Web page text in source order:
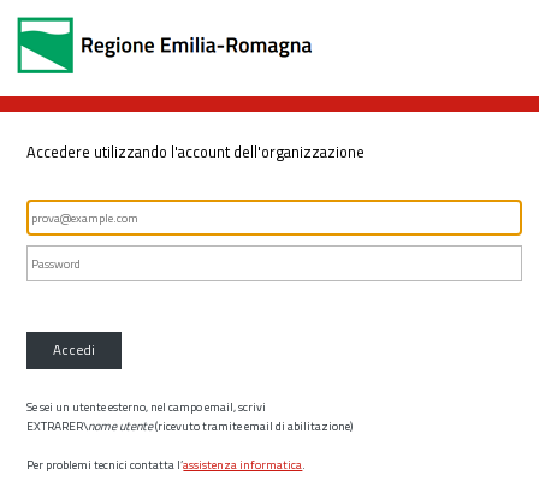
Accedere utilizzando l'account dell'organizzazione
Accedi
Se sei un utente esterno, nel campo email, scrivi
EXTRARER\nome utente(ricevuto tramite email di abilitazione)
Per problemi tecnici contatta l’assistenza informatica.